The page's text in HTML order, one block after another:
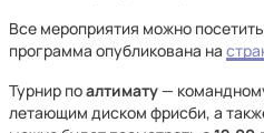
Все мероприятия можно
программа опубликована на
Турнир поалтимату—
летающим диском фрисби, а